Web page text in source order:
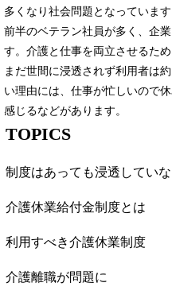
多くなり社会問題となっていま
前半のベテラン社員が多く、企
す。介護と仕事を両立させるた
まだ世間に浸透されず利用者は
い理由には、仕事が忙しいので
感じるなどがあります。
TOPICS
制度はあっても浸透してい
介護休業給付金制度とは
利用すべき介護休業制度
介護離職が問題に